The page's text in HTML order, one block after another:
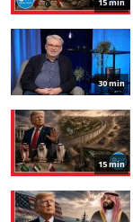
15 min
30 min
15 min